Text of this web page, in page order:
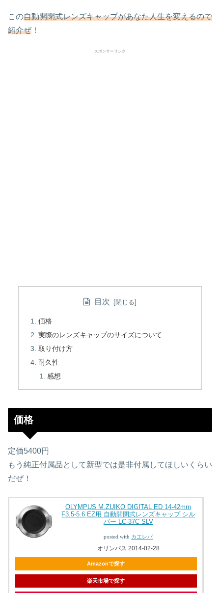
この自動開閉式レンズキャップがあなた人生を変えるので
紹介ぜ！
スポンサーリンク
目次
価格
実際のレンズキャップのサイズについて
取り付け方
耐久性
感想
価格
定価5400円
もう純正付属品として新型では是非付属してほしいくらい
だぜ！
OLYMPUS M.ZUIKO DIGITAL ED 14-42mm
F3.5-5.6 EZ用 自動開閉式レンズキャップ シル
バー LC-37C SLV
posted with カエレバ
オリンパス 2014-02-28
Amazonで探す
楽天市場で探す